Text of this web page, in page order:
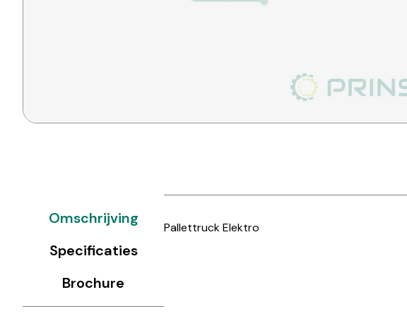
Omschrijving
Specificaties
Brochure
Pallettruck Elektro